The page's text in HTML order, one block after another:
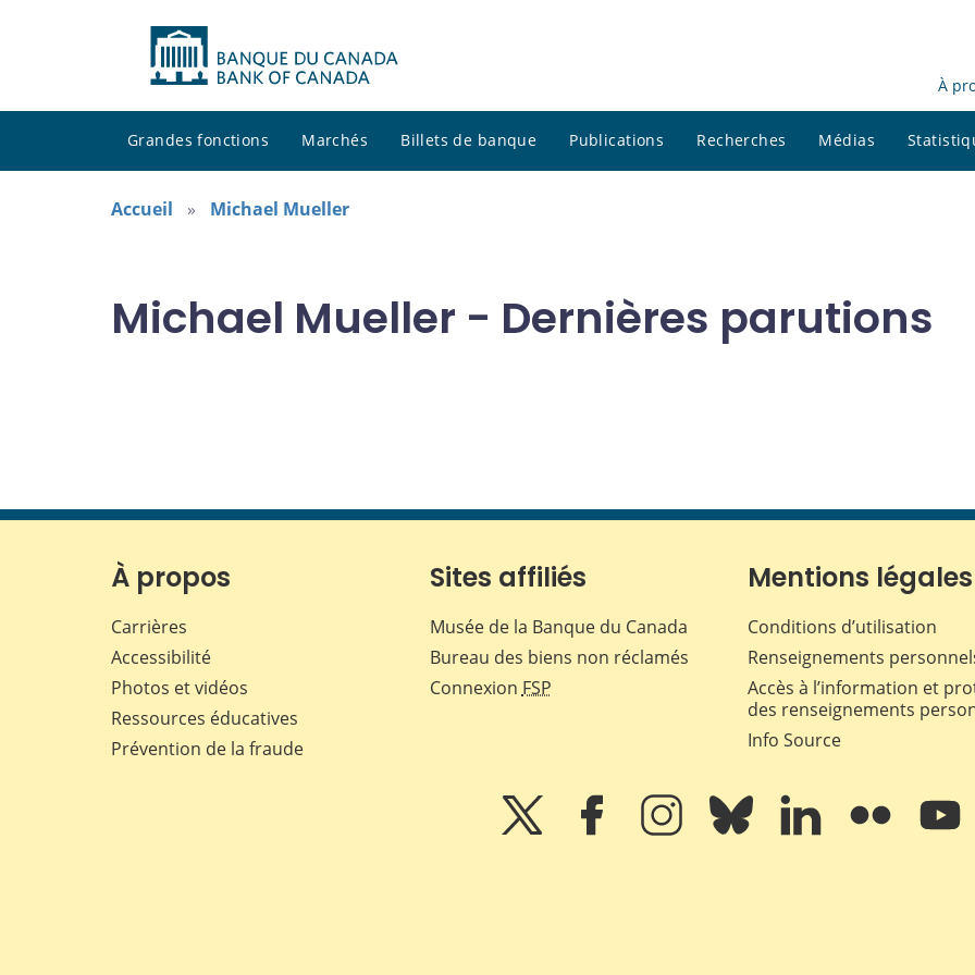
À
Grandes fonctions Marchés Billets de banque Publications Recherches Médias
Accueil Michael Mueller
Michael Mueller - Dernières parutions
À propos
Carrières
Accessibilité
Photos et vidéos
Ressources éducatives
Prévention de la fraude
Sites affiliés
Musée de la Banque du Canada
Bureau des biens non réclamés
Connexion FSP
Mentions légales
Conditions d’utilisation
Renseignements
Accès à l’information et
des renseignements
Info Source